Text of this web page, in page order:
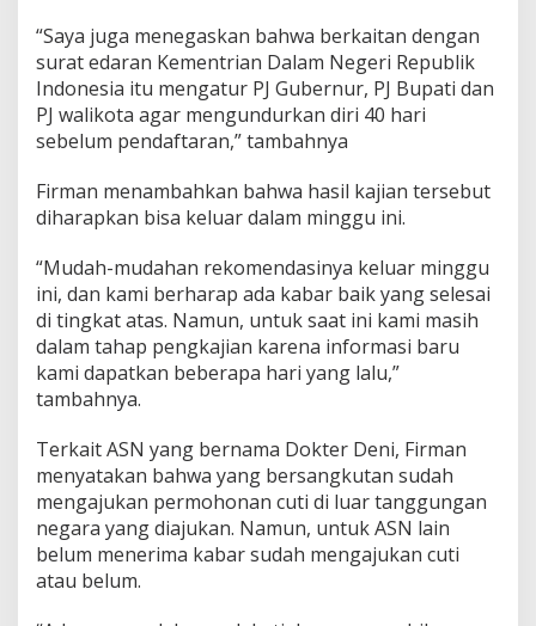
“Saya juga menegaskan bahwa berkaitan dengan
surat edaran Kementrian Dalam Negeri Republik
Indonesia itu mengatur PJ Gubernur, PJ Bupati dan
PJ walikota agar mengundurkan diri 40 hari
sebelum pendaftaran,” tambahnya
Firman menambahkan bahwa hasil kajian tersebut
diharapkan bisa keluar dalam minggu ini.
“Mudah-mudahan rekomendasinya keluar minggu
ini, dan kami berharap ada kabar baik yang selesai
di tingkat atas. Namun, untuk saat ini kami masih
dalam tahap pengkajian karena informasi baru
kami dapatkan beberapa hari yang lalu,”
tambahnya.
Terkait ASN yang bernama Dokter Deni, Firman
menyatakan bahwa yang bersangkutan sudah
mengajukan permohonan cuti di luar tanggungan
negara yang diajukan. Namun, untuk ASN lain
belum menerima kabar sudah mengajukan cuti
atau belum.